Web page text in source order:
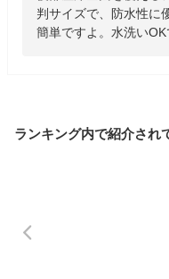
判サイズで、防水性に
簡単ですよ。水洗いOK
ランキング内で紹介され